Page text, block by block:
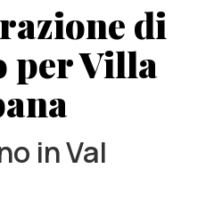
di
per Villa
in Val